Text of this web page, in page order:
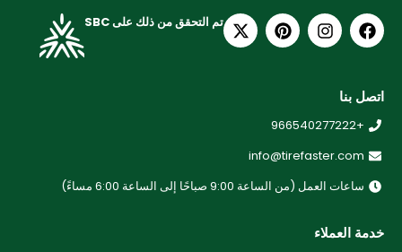
تم التحقق من ذلك على SBC
اتصل بنا
+966540277222
info@tirefaster.com
ساعات العمل (من الساعة 9:00 صباحًا إلى الساعة 6:00 مساءً)
خدمة العملاء